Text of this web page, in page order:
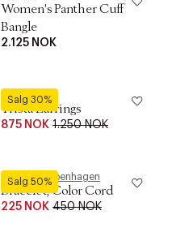
Women's Panther Cuff
Bangle
2.125 NOK
Salg 30%
Maanesten
Trista Earrings
875 NOK 1.250 NOK
Salg 50%
ENAMEL Copenhagen
Bracelet, Color Cord
225 NOK 450 NOK